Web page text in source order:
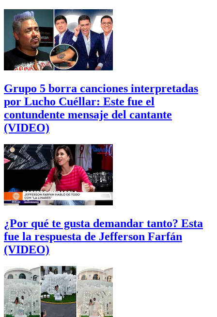
Grupo 5 borra canciones interpretadas
por Lucho Cuéllar: Este fue el
contundente mensaje del cantante
(VIDEO)
¿Por qué te gusta demandar tanto? Esta
fue la respuesta de Jefferson Farfán
(VIDEO)